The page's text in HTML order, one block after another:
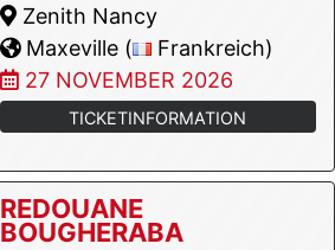
Zenith Nancy
Maxeville (
Frankreich)
27 NOVEMBER 2026
TICKETINFORMATION
REDOUANE
BOUGHERABA